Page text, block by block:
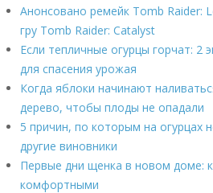
Анонсовано ремейк Tomb Raider:
гру Tomb Raider: Catalyst
Если тепличные огурцы горчат: 2
для спасения урожая
Когда яблоки начинают
дерево, чтобы плоды не опадали
5 причин, по которым на огурцах
другие виновники
Первые дни щенка в новом доме:
комфортными